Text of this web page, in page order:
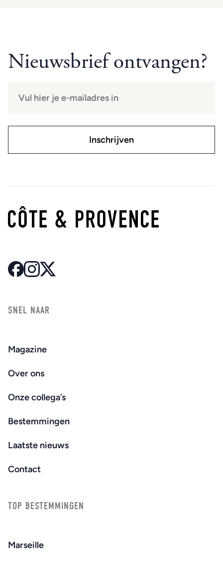
Nieuwsbrief ontvangen?
SNEL NAAR
Magazine
Over ons
Onze collega’s
Bestemmingen
Laatste nieuws
Contact
TOP BESTEMMINGEN
Marseille